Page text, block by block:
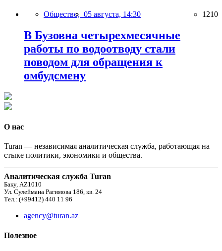
Общество, 05 августа, 14:30 1210
В Бузовна четырехмесячные
работы по водоотводу стали
поводом для обращения к
омбудсмену
О нас
Turan — независимая аналитическая служба, работающая на
стыке политики, экономики и общества.
Аналитическая служба Turan
Баку, AZ1010
Ул. Сулеймана Рагимова 186, кв. 24
Тел.: (+99412) 440 11 96
agency@turan.az
Полезное